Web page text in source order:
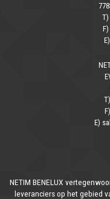
T)
E)
NETIM BENELUX
leveranciers op het gebied